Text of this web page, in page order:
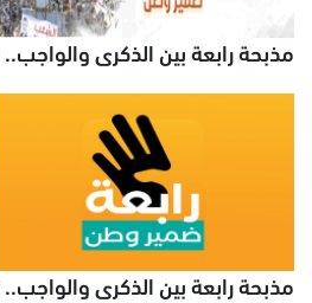
مذبحة رابعة بين الذكرى والواجب..
مذبحة رابعة بين الذكرى والواجب..